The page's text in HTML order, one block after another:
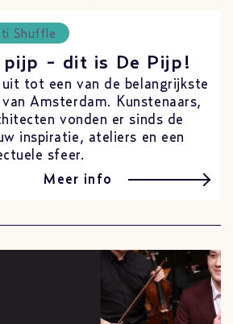
Shuffle
pijp - dit is De Pijp!
tot een van de belangrijkste
Amsterdam. Kunstenaars,
vonden er sinds de
inspiratie, ateliers en een
sfeer.
Meer info